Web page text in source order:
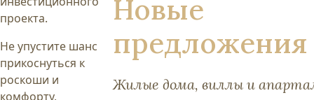
проекта.
Не упустите шанс
прикоснуться к
роскоши и
комфорту,
Новые
предложения
Жилые дома, виллы и